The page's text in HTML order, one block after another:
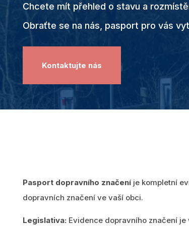
DTM ČR
Pomůžeme vám s DTM. Tvorbu a
zvládneme společně!
Chcete mít přehled o stavu a
Obraťte se na nás, pasport pro vás
Kontaktujte nás
Pasport dopravního značení je kompletní
dopravních značení ve vaší obci.
Legislativa: Evidence dopravního značení je